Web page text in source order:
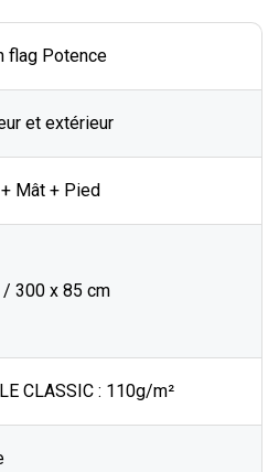
flag Potence
et extérieur
Mât + Pied
/ 300 x 85 cm
CLASSIC : 110g/m²